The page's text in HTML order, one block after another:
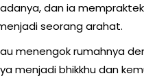
dan ia
seorang arahat.
menengok rumahnya
menjadi bhikkhu dan